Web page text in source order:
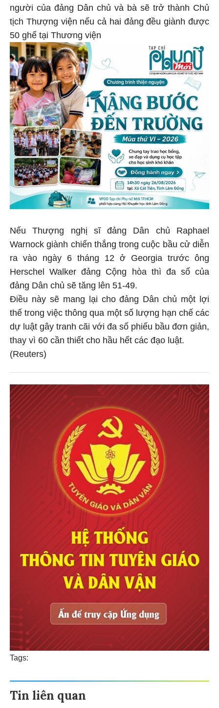
người của đảng Dân chủ và bà sẽ trở thành Chủ
tịch Thượng viện nếu cả hai đảng đều giành được
50 ghế tại Thương viện
Nếu Thượng nghị sĩ đảng Dân chủ Raphael
Warnock giành chiến thắng trong cuộc bầu cử diễn
ra vào ngày 6 tháng 12 ở Georgia trước ông
Herschel Walker đảng Cộng hòa thì đa số của
đảng Dân chủ sẽ tăng lên 51-49.
Điều này sẽ mang lại cho đảng Dân chủ một lợi
thế trong việc thông qua một số lượng hạn chế các
dự luật gây tranh cãi với đa số phiếu bầu đơn giản,
thay vì 60 cần thiết cho hầu hết các đạo luật.
(Reuters)
Tags:
Tin liên quan